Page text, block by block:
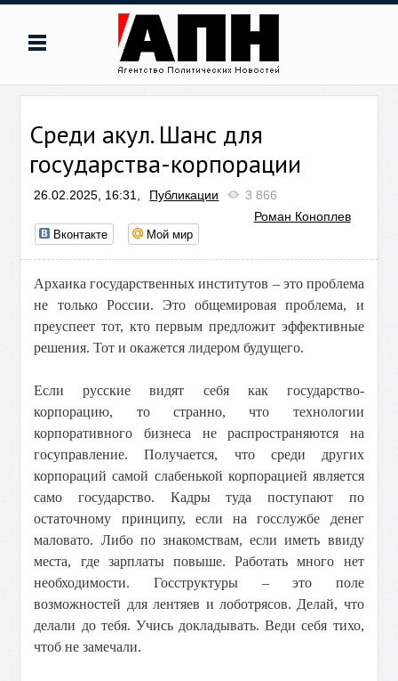
Среди акул. Шанс для
государства-корпорации
26.02.2025, 16:31, Публикации
3 866
Роман Коноплев
Вконтакте Мой мир
Архаика государственных институтов – это проблема
не только России. Это общемировая проблема, и
преуспеет тот, кто первым предложит эффективные
решения. Тот и окажется лидером будущего.
Если русские видят себя как государство-
корпорацию, то странно, что технологии
корпоративного бизнеса не распространяются на
госуправление. Получается, что среди других
корпораций самой слабенькой корпорацией является
само государство. Кадры туда поступают по
остаточному принципу, если на госслужбе денег
маловато. Либо по знакомствам, если иметь ввиду
места, где зарплаты повыше. Работать много нет
необходимости. Госструктуры – это поле
возможностей для лентяев и лоботрясов. Делай, что
делали до тебя. Учись докладывать. Веди себя тихо,
чтоб не замечали.